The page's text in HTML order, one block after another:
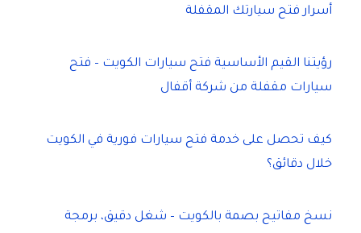
أسرار فتح سيارتك المقفلة
رؤيتنا القيم الأساسية فتح سيارات الكويت – فتح
سيارات مقفلة من شركة أقفال
كيف تحصل على خدمة فتح سيارات فورية في الكويت
خلال دقائق؟
نسخ مفاتيح بصمة بالكويت – شغل دقيق، برمجة